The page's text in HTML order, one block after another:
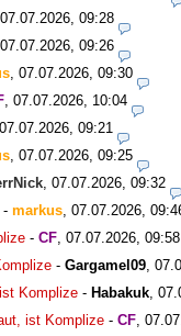
07.07.2026, 09:28
07.07.2026, 09:26
07.07.2026, 09:30
07.07.2026, 10:04
07.07.2026, 09:21
07.07.2026, 09:25
07.07.2026, 09:32
- markus 07.07.2026,
- CF 07.07.2026, 09:58
- Gargamel09
Komplize - Habakuk
ist Komplize - CF